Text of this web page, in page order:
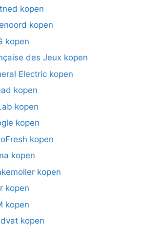
kopen
kopen
kopen
des Jeux kopen
Electric kopen
kopen
kopen
kopen
kopen
kopen
kopen
kopen
kopen
kopen